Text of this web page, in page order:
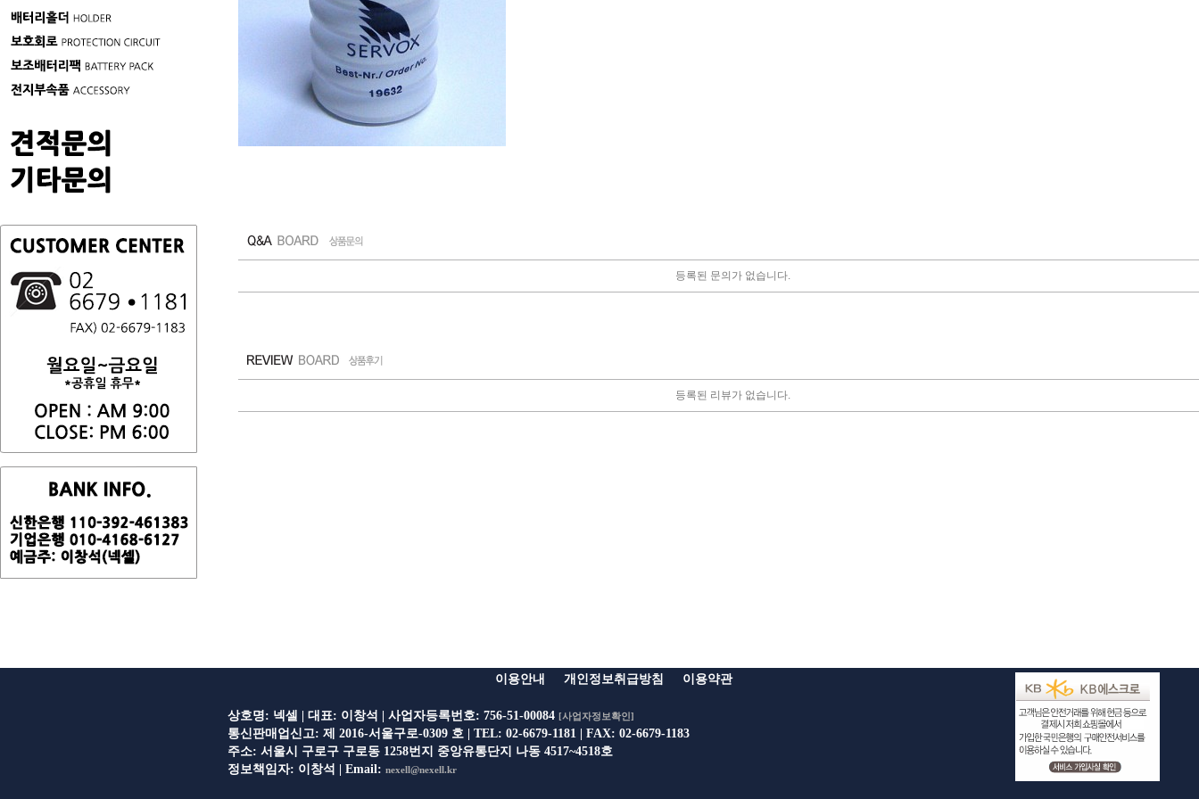
등록된 문의가 없습니다.
등록된 리뷰가 없습니다.
이용안내 개인정보취급방침 이용약관
상호명: 넥셀 | 대표: 이창석 | 사업자등록번호: 756-51-00084 [사업자정보확인]
통신판매업신고: 제 2016-서울구로-0309 호 | TEL: 02-6679-1181 | FAX: 02-6679-1183
주소: 서울시 구로구 구로동 1258번지 중앙유통단지 나동 4517~4518호
정보책임자: 이창석 | Email: nexell@nexell.kr